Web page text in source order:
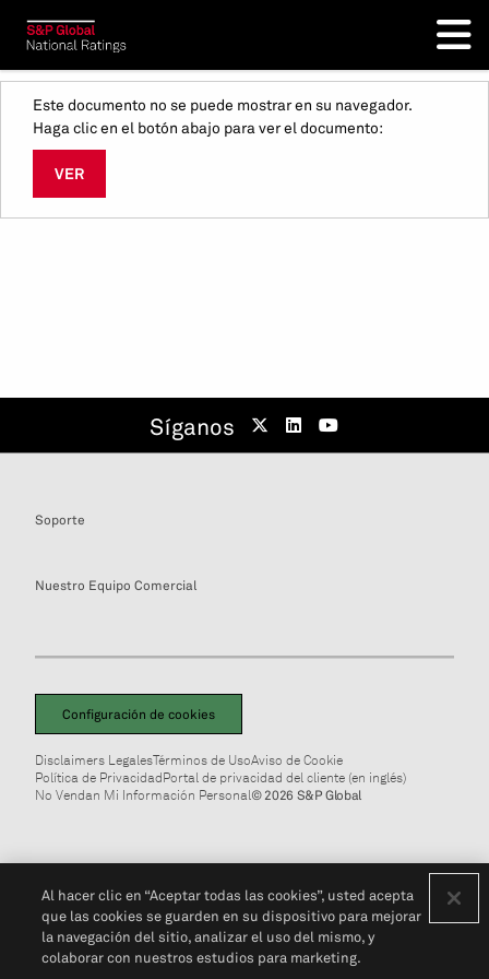
Este documento no se puede mostrar en su navegador.
Haga clic en el botón abajo para ver el documento:
VER
Síganos
Soporte
Nuestro Equipo Comercial
Configuración de cookies
Disclaimers LegalesTérminos de UsoAviso de Cookie
Política de PrivacidadPortal de privacidad del cliente (en inglés)
No Vendan Mi Información Personal© 2026 S&P Global
Al hacer clic en “Aceptar todas las cookies”, usted acepta
que las cookies se guarden en su dispositivo para mejorar
la navegación del sitio, analizar el uso del mismo, y
colaborar con nuestros estudios para marketing.